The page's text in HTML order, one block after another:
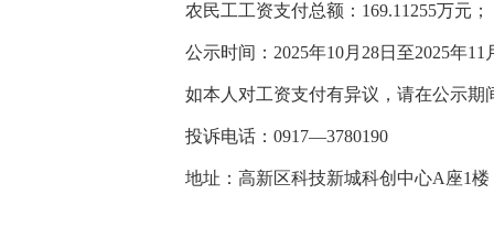
农民工工资支付总额：169.11255万元；
公示时间：2025年10月28日至2025年11
如本人对工资支付有异议，请在公示
投诉电话：0917—3780190
地址：高新区科技新城科创中心A座1楼